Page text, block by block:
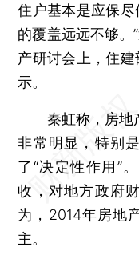
住户基本是应保尽
的覆盖远远不够。
产研讨会上，住
示。
秦虹称，房地
非常明显，特别
了“决定性作用”
收，对地方政府
为，2014年房地
主。